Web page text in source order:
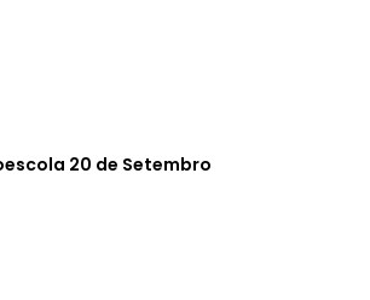
20 de Setembro